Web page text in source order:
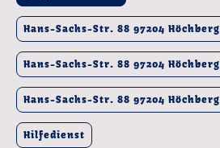
Hans-Sachs-Str. 88 97204 Höchberg
Hans-Sachs-Str. 88 97204 Höchberg
Hans-Sachs-Str. 88 97204 Höchberg
Hilfedienst